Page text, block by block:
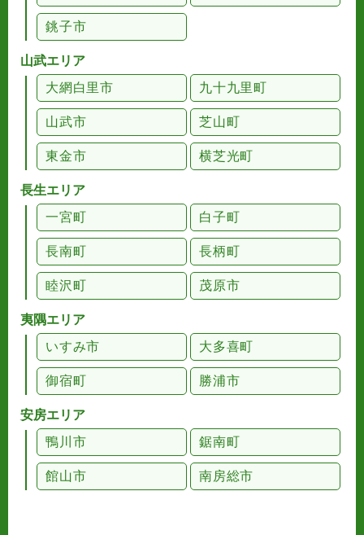
銚子市
山武エリア
大網白里市
九十九里町
山武市 芝山町
東金市 横芝光町
長生エリア
一宮町
白子町
長南町 長柄町
睦沢町 茂原市
夷隅エリア
いすみ市
大多喜町
御宿町 勝浦市
安房エリア
鴨川市
鋸南町
館山市 南房総市